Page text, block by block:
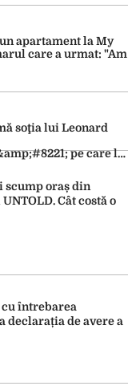
apartament la My
care a urmat: "Am
soţia lui Leonard
pe care l-a
scump oraș din
Cât costă o
întrebarea
declarația de avere a